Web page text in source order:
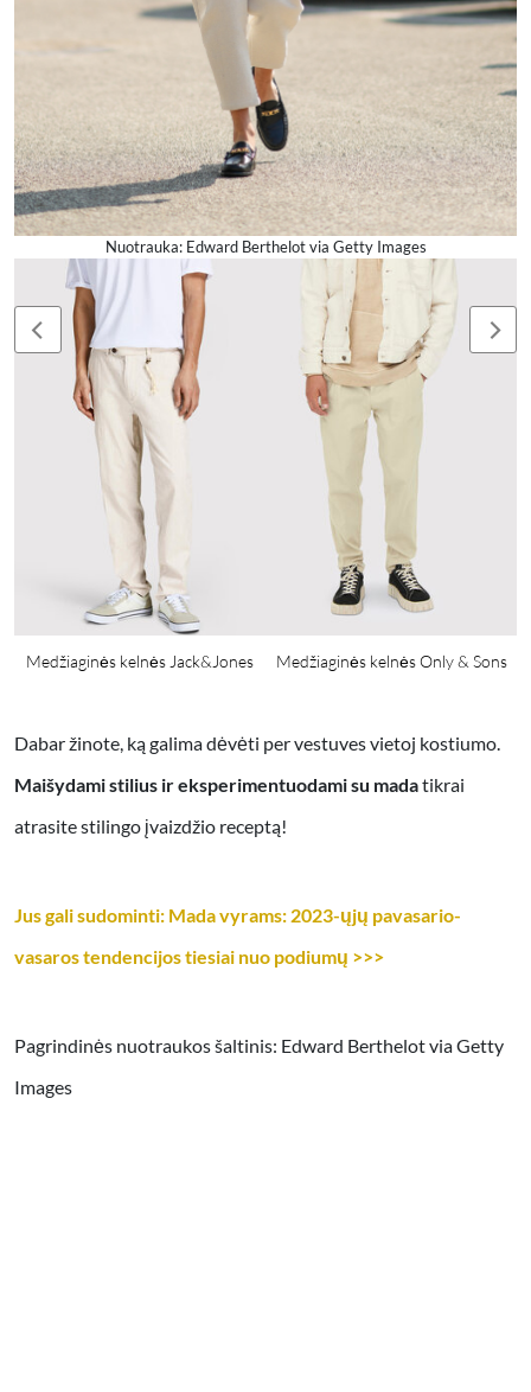
Nuotrauka: Edward Berthelot via Getty Images
Medžiaginės kelnės Jack&Jones Medžiaginės kelnės Only & Sons
Dabar žinote, ką galima dėvėti per vestuves vietoj kostiumo.
Maišydami stilius ir eksperimentuodami su madatikrai
atrasite stilingo įvaizdžio receptą!
Jus gali sudominti: Mada vyrams: 2023-ųjų pavasario-
vasaros tendencijos tiesiai nuo podiumų >>>
Pagrindinės nuotraukos šaltinis: Edward Berthelot via Getty
Images